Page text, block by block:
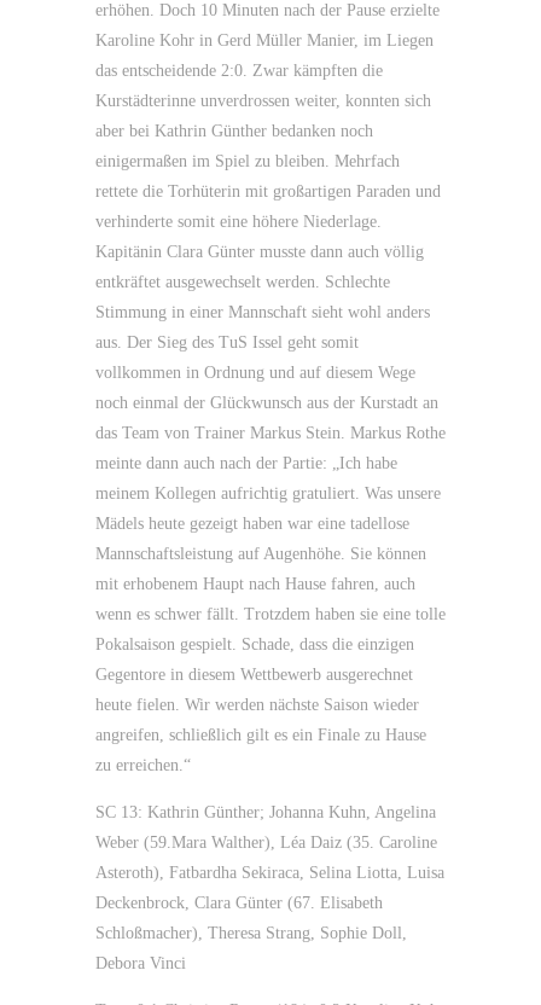
erhöhen. Doch 10 Minuten nach der Pause erzielte
Karoline Kohr in Gerd Müller Manier, im Liegen
das entscheidende 2:0. Zwar kämpften die
Kurstädterinne unverdrossen weiter, konnten sich
aber bei Kathrin Günther bedanken noch
einigermaßen im Spiel zu bleiben. Mehrfach
rettete die Torhüterin mit großartigen Paraden und
verhinderte somit eine höhere Niederlage.
Kapitänin Clara Günter musste dann auch völlig
entkräftet ausgewechselt werden. Schlechte
Stimmung in einer Mannschaft sieht wohl anders
aus. Der Sieg des TuS Issel geht somit
vollkommen in Ordnung und auf diesem Wege
noch einmal der Glückwunsch aus der Kurstadt an
das Team von Trainer Markus Stein. Markus Rothe
meinte dann auch nach der Partie: „Ich habe
meinem Kollegen aufrichtig gratuliert. Was unsere
Mädels heute gezeigt haben war eine tadellose
Mannschaftsleistung auf Augenhöhe. Sie können
mit erhobenem Haupt nach Hause fahren, auch
wenn es schwer fällt. Trotzdem haben sie eine tolle
Pokalsaison gespielt. Schade, dass die einzigen
Gegentore in diesem Wettbewerb ausgerechnet
heute fielen. Wir werden nächste Saison wieder
angreifen, schließlich gilt es ein Finale zu Hause
zu erreichen.“
SC 13: Kathrin Günther; Johanna Kuhn, Angelina
Weber (59.Mara Walther), Léa Daiz (35. Caroline
Asteroth), Fatbardha Sekiraca, Selina Liotta, Luisa
Deckenbrock, Clara Günter (67. Elisabeth
Schloßmacher), Theresa Strang, Sophie Doll,
Debora Vinci